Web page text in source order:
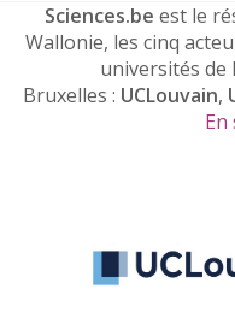
Sciences.be est le
Wallonie, les cinq
universités de
Bruxelles : UCLouvain,
En